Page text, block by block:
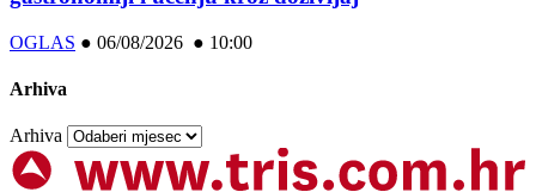
OGLAS ● 06/08/2026 ● 10:00
Arhiva
Arhiva